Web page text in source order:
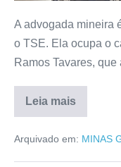
A advogada mineira
o TSE. Ela ocupa o
Ramos Tavares,
Leia mais
Arquivado em: MINAS